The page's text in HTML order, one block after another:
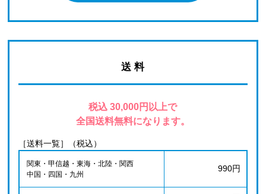
送 料
税込 30,000円以上で
全国送料無料になります。
［送料一覧］（税込）
関東・甲信越・東海・北陸・関西
中国・四国・九州
990円